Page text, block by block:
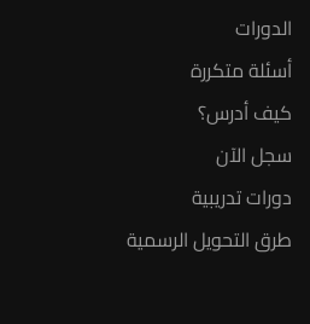
الدورات
أسئلة متكررة
كيف أدرس؟
سجل الآن
دورات تدريبية
طرق التحويل الرسمية